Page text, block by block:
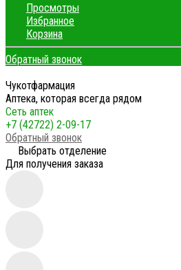
Просмотры
Избранное
Корзина
Обратный звонок
Чукотфармация
Аптека, которая всегда рядом
Сеть аптек
+7 (42722) 2-09-17
Обратный звонок
Выбрать отделение
Для получения заказа